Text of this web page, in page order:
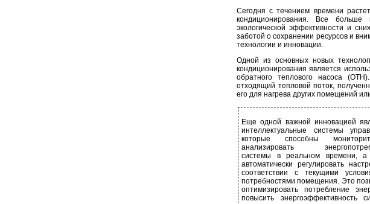
Сегодня с течением времени
кондиционирования. Все
экологической эффективности и
заботой о сохранении ресурсов и
технологии и инновации.
Одной из основных новых
кондиционирования является
обратного теплового насоса
отходящий тепловой поток,
его для нагрева других помещений
Еще одной важной инновацией
интеллектуальные системы
которые способны
анализировать
системы в реальном времени, а
автоматически регулировать
соответствии с текущими
потребностями помещения. Это
оптимизировать потребление
повысить энергоэффективность